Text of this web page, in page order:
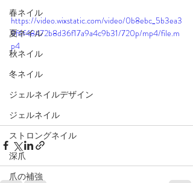
春ネイル
夏ネイル
秋ネイル
冬ネイル
ジェルネイルデザイン
ジェルネイル
ストロングネイル
深爪
爪の補強
https://video.wixstatic.com/video/0b8ebc_5b3ea3
9f6f48472b8d36f17a9a4c9b31/720p/mp4/file.m
p4